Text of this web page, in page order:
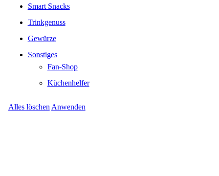
Smart Snacks
Trinkgenuss
Gewürze
Sonstiges
Fan-Shop
Küchenhelfer
Alles löschen Anwenden